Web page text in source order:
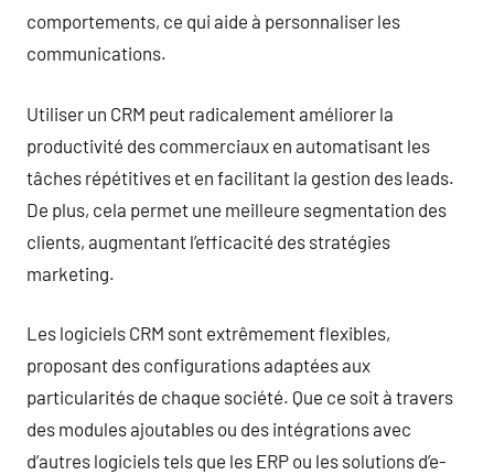
comportements, ce qui aide à personnaliser les
communications.
Utiliser un CRM peut radicalement améliorer la
productivité des commerciaux en automatisant les
tâches répétitives et en facilitant la gestion des leads.
De plus, cela permet une meilleure segmentation des
clients, augmentant l’efficacité des stratégies
marketing.
Les logiciels CRM sont extrêmement flexibles,
proposant des configurations adaptées aux
particularités de chaque société. Que ce soit à travers
des modules ajoutables ou des intégrations avec
d’autres logiciels tels que les ERP ou les solutions d’e-